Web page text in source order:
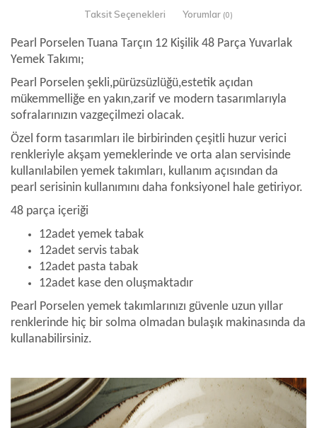
Taksit Seçenekleri Yorumlar (0)
Pearl Porselen Tuana Tarçın 12 Kişilik 48 Parça Yuvarlak
Yemek Takımı;
Pearl Porselen şekli,pürüzsüzlüğü,estetik açıdan
mükemmelliğe en yakın,zarif ve modern tasarımlarıyla
sofralarınızın vazgeçilmezi olacak.
Özel form tasarımları ile birbirinden çeşitli huzur verici
renkleriyle akşam yemeklerinde ve orta alan servisinde
kullanılabilen yemek takımları, kullanım açısından da
pearl serisinin kullanımını daha fonksiyonel hale getiriyor.
48 parça içeriği
12adet yemek tabak
12adet servis tabak
12adet pasta tabak
12adet kase den oluşmaktadır
Pearl Porselen yemek takımlarınızı güvenle uzun yıllar
renklerinde hiç bir solma olmadan bulaşık makinasında da
kullanabilirsiniz.